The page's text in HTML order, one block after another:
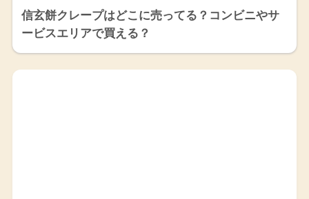
信玄餅クレープはどこに売ってる？コンビニやサ
ービスエリアで買える？